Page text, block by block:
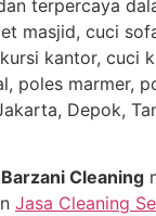
terpercaya
masjid, cuci
kantor, cuci
poles marmer,
Depok,
Barzani Cleaning
Jasa Cleaning